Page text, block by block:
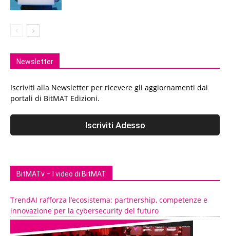
Newsletter
Iscriviti alla Newsletter per ricevere gli aggiornamenti dai
portali di BitMAT Edizioni.
BitMATv – I video di BitMAT
TrendAI rafforza l’ecosistema: partnership, competenze e
innovazione per la cybersecurity del futuro